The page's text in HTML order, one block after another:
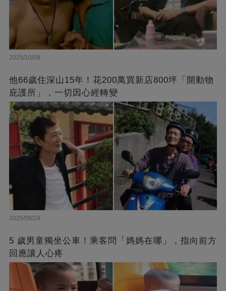
2025/10/08
他66歲住深山15年！花200萬買新店800坪「開動物
庇護所」，一切因心經轉變
2025/09/24
5 歲男童獨坐公車！乘客問「媽媽在哪」，指向前方
回應讓人心疼